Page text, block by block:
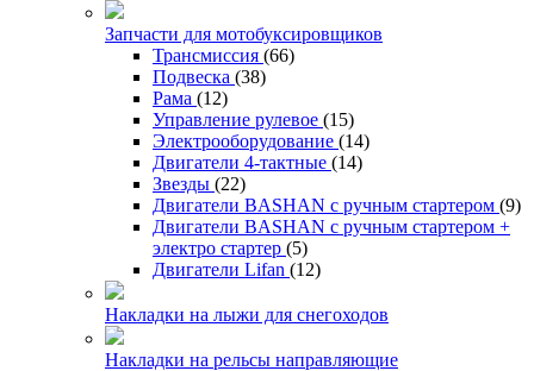
Запчасти для мотобуксировщиков
Трансмиссия (66)
Подвеска (38)
Рама (12)
Управление рулевое (15)
Электрооборудование (14)
Двигатели 4-тактные (14)
Звезды (22)
Двигатели BASHAN с ручным стартером (9)
Двигатели BASHAN с ручным стартером +
электро стартер (5)
Двигатели Lifan (12)
Накладки на лыжи для снегоходов
Накладки на рельсы направляющие